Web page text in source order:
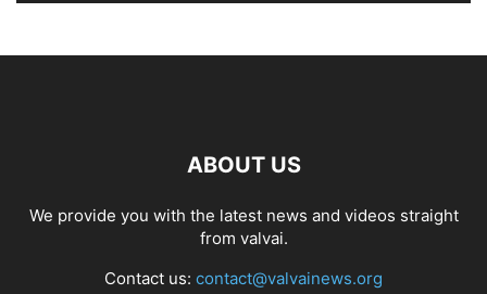
ABOUT US
We provide you with the latest news and videos straight
from valvai.
Contact us: contact@valvainews.org